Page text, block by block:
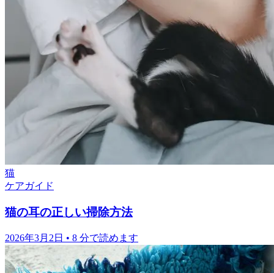
猫
ケアガイド
猫の耳の正しい掃除方法
2026年3月2日 • 8 分で読めます